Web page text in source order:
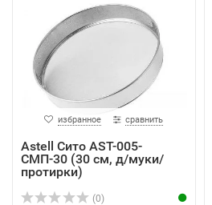
избранное сравнить
Astell Сито AST-005-
СМП-30 (30 см, д/муки/
протирки)
(0)